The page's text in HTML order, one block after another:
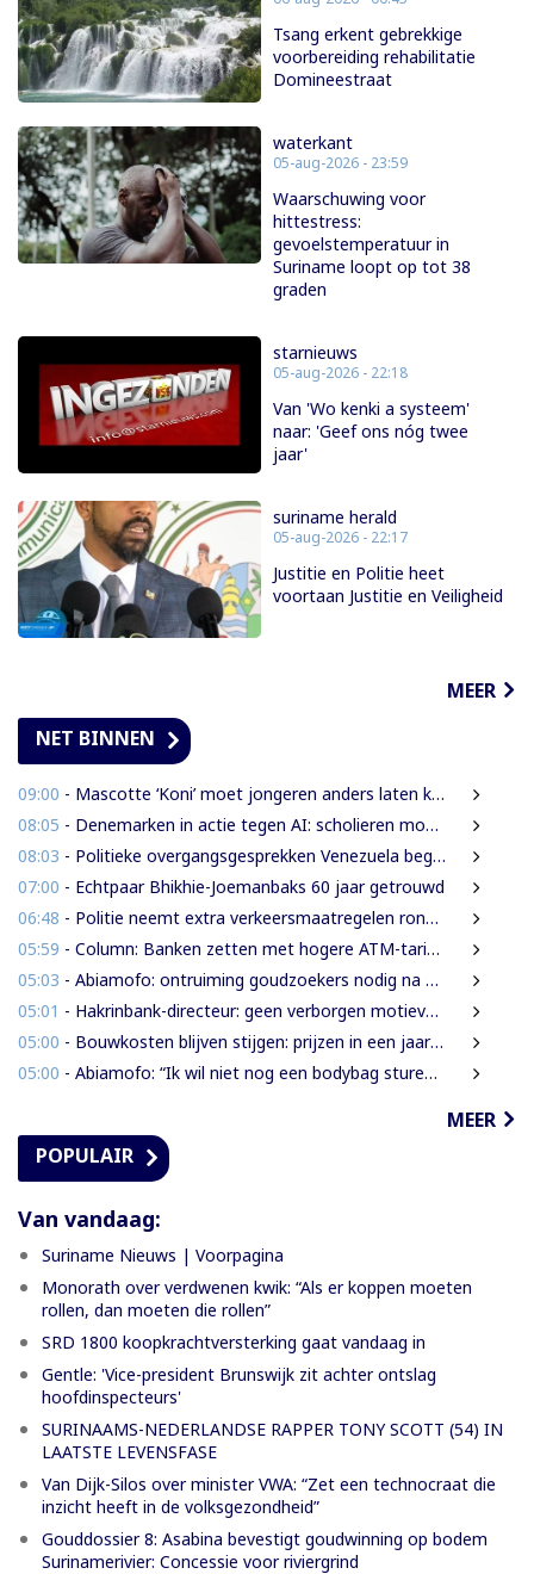
Tsang erkent gebrekkige
voorbereiding rehabilitatie
Domineestraat
waterkant
05-aug-2026 - 23:59
Waarschuwing voor
hittestress:
gevoelstemperatuur in
Suriname loopt op tot 38
graden
starnieuws
05-aug-2026 - 22:18
Van 'Wo kenki a systeem'
naar: 'Geef ons nóg twee
jaar'
suriname herald
05-aug-2026 - 22:17
Justitie en Politie heet
voortaan Justitie en Veiligheid
MEER
NET BINNEN
09:00 - Mascotte ‘Koni’ moet jongeren anders laten kijken naar Surinaamse houtsector
08:05 - Denemarken in actie tegen AI: scholieren moeten extra mondelinge examens doen
08:03 - Politieke overgangsgesprekken Venezuela beginnen zonder Machado
07:00 - Echtpaar Bhikhie-Joemanbaks 60 jaar getrouwd
06:48 - Politie neemt extra verkeersmaatregelen rond afgesloten Domineestraat
05:59 - Column: Banken zetten met hogere ATM-tarieven digitale economie op achterstand
05:03 - Abiamofo: ontruiming goudzoekers nodig na dodelijke risico’s in Moeroekreek en 21 Bergi
05:01 - Hakrinbank-directeur: geen verborgen motieven bij verkoop DSB-belang
05:00 - Bouwkosten blijven stijgen: prijzen in een jaar tijd gemiddeld 7,3% hoger
05:00 - Abiamofo: “Ik wil niet nog een bodybag sturen naar dat gebied”
MEER
POPULAIR
Van vandaag:
Suriname Nieuws | Voorpagina
Monorath over verdwenen kwik: “Als er koppen moeten
rollen, dan moeten die rollen”
SRD 1800 koopkrachtversterking gaat vandaag in
Gentle: 'Vice-president Brunswijk zit achter ontslag
hoofdinspecteurs'
SURINAAMS-NEDERLANDSE RAPPER TONY SCOTT (54) IN
LAATSTE LEVENSFASE
Van Dijk-Silos over minister VWA: “Zet een technocraat die
inzicht heeft in de volksgezondheid”
Gouddossier 8: Asabina bevestigt goudwinning op bodem
Surinamerivier: Concessie voor riviergrind